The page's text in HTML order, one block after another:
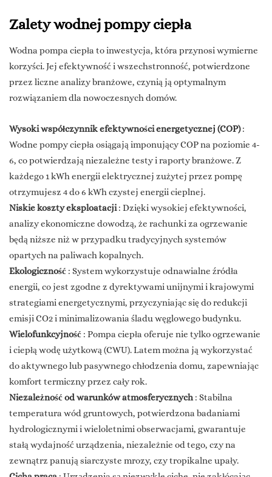
Zalety wodnej pompy ciepła
Wodna pompa ciepła to inwestycja, która przynosi wymierne
korzyści. Jej efektywność i wszechstronność, potwierdzone
przez liczne analizy branżowe, czynią ją optymalnym
rozwiązaniem dla nowoczesnych domów.
Wysoki współczynnik efektywności energetycznej (COP):
Wodne pompy ciepła osiągają imponujący COP na poziomie 4-
6, co potwierdzają niezależne testy i raporty branżowe. Z
każdego 1 kWh energii elektrycznej zużytej przez pompę
otrzymujesz 4 do 6 kWh czystej energii cieplnej.
Niskie koszty eksploatacji: Dzięki wysokiej efektywności,
analizy ekonomiczne dowodzą, że rachunki za ogrzewanie
będą niższe niż w przypadku tradycyjnych systemów
opartych na paliwach kopalnych.
Ekologiczność : System wykorzystuje odnawialne źródła
energii, co jest zgodne z dyrektywami unijnymi i krajowymi
strategiami energetycznymi, przyczyniając się do redukcji
emisji CO2 i minimalizowania śladu węglowego budynku.
Wielofunkcyjność : Pompa ciepła oferuje nie tylko ogrzewanie
i ciepłą wodę użytkową (CWU). Latem można ją wykorzystać
do aktywnego lub pasywnego chłodzenia domu, zapewniając
komfort termiczny przez cały rok.
Niezależność od warunków atmosferycznych: Stabilna
temperatura wód gruntowych, potwierdzona badaniami
hydrologicznymi i wieloletnimi obserwacjami, gwarantuje
stałą wydajność urządzenia, niezależnie od tego, czy na
zewnątrz panują siarczyste mrozy, czy tropikalne upały.